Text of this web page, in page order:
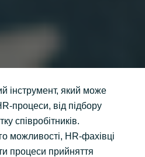
інструмент, який може
процеси, від підбору
співробітників.
можливості, HR-фахівці
процеси прийняття